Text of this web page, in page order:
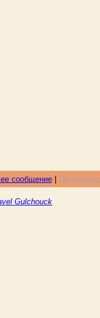
сообщение|
Gulchouck